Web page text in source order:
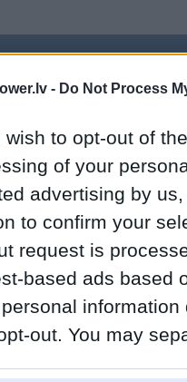
- Do Not Process
wish to opt-out of
of your
advertising by
to confirm your
request is
based ads based
out. You may
klubs un nav saistīts ar